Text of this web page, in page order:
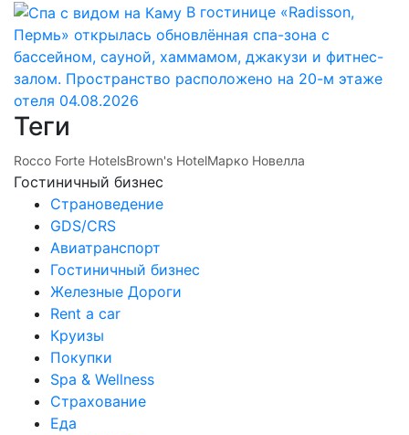
В гостинице «Radisson,
Пермь» открылась обновлённая спа-зона с
бассейном, сауной, хаммамом, джакузи и фитнес-
залом. Пространство расположено на 20-м этаже
отеля 04.08.2026
Теги
Rocco Forte HotelsBrown's HotelМарко Новелла
Гостиничный бизнес
Страноведение
GDS/CRS
Авиатранспорт
Гостиничный бизнес
Железные Дороги
Rent a car
Круизы
Покупки
Spa & Wellness
Страхование
Еда